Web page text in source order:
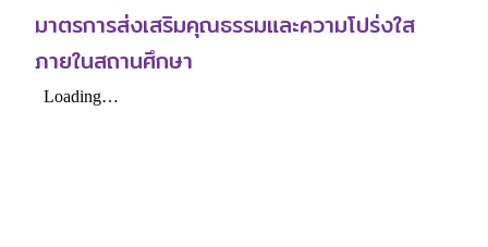
มาตรการส่งเสริมคุณธรรมและความโปร่งใส
ภายในสถานศึกษา